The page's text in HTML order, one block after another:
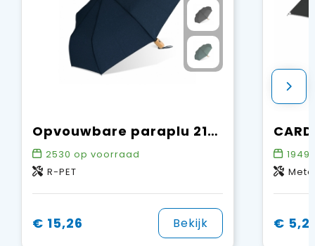
Opvouwbare paraplu 21” R-PET auto open
2530 op voorraad
R-PET
€ 15,26 Bekijk € 5,21